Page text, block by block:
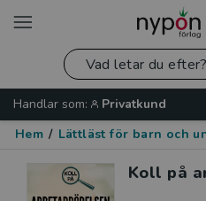
Handlar som:
Privatkund
Hem / Lättläst för barn och
Koll på